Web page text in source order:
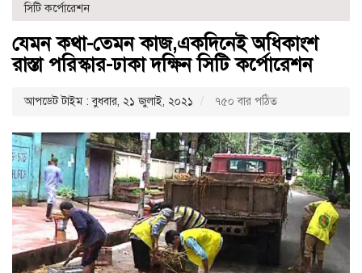
সিটি কর্পোরেশন
যেমন কথা-তেমন কাজ,একদিনেই অধিকাংশ
রাস্তা পরিস্কার-ঢাকা দক্ষিন সিটি কর্পোরেশন
আপডেট টাইম : বুধবার, ২১ জুলাই, ২০২১ ৭৫০ বার পঠিত